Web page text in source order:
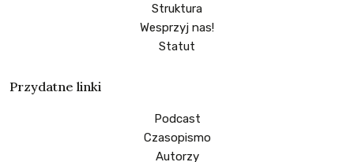
Struktura
Wesprzyj nas!
Statut
Przydatne linki
Podcast
Czasopismo
Autorzy